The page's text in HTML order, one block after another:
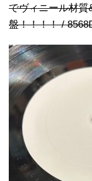
でヴィニール材質
盤！！！！ /